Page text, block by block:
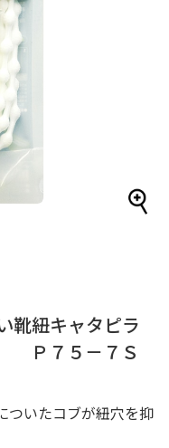
靴紐キャタピラ
Ｐ７５－７Ｓ
ついたコブが紐穴を抑